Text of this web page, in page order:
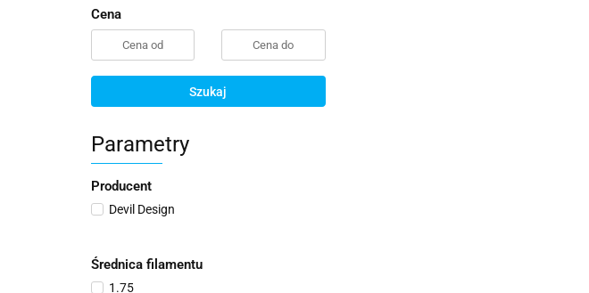
Cena
Szukaj
Parametry
Producent
Devil Design
Średnica filamentu
1.75